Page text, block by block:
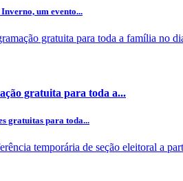
um evento...
gratuita para toda a...
gratuitas para toda...